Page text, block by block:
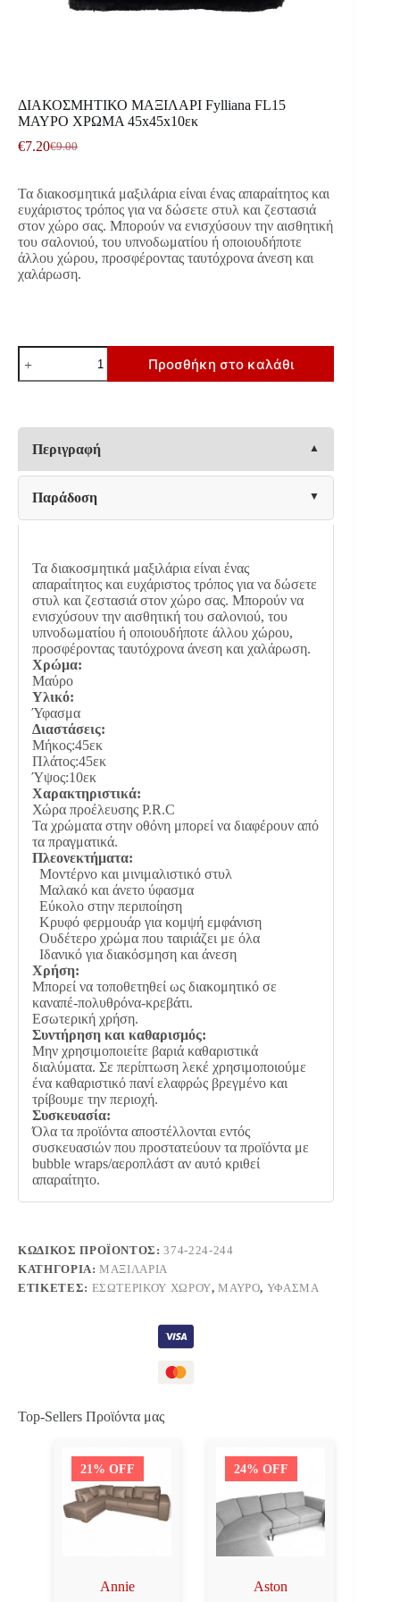
ΔΙΑΚΟΣΜΗΤΙΚΟ ΜΑΞΙΛΑΡΙ Fylliana FL15
ΜΑΥΡΟ ΧΡΩΜΑ 45x45x10εκ
€9.00
Original
€9.00.
€7.20Η
είναι:
€7.20.
Τα διακοσμητικά μαξιλάρια είναι ένας απαραίτητος και
ευχάριστος τρόπος για να δώσετε στυλ και ζεστασιά
στον χώρο σας. Μπορούν να ενισχύσουν την αισθητική
του σαλονιού, του υπνοδωματίου ή οποιουδήποτε
άλλου χώρου, προσφέροντας ταυτόχρονα άνεση και
χαλάρωση.
ΔΙΑΚΟΣΜΗΤΙΚΟ
ΜΑΞΙΛΑΡΙ
Fylliana
ΧΡΩΜΑ
45x45x10εκ
ποσότητα
Προσθήκη στο καλάθι
Περιγραφή
Παράδοση
Τα διακοσμητικά μαξιλάρια είναι ένας
απαραίτητος και ευχάριστος τρόπος για να δώσετε
στυλ και ζεστασιά στον χώρο σας. Μπορούν να
ενισχύσουν την αισθητική του σαλονιού, του
υπνοδωματίου ή οποιουδήποτε άλλου χώρου,
προσφέροντας ταυτόχρονα άνεση και χαλάρωση.
Χρώμα:
Μαύρο
Υλικό:
Ύφασμα
Διαστάσεις:
Μήκος:45εκ
Πλάτος:45εκ
Ύψος:10εκ
Χαρακτηριστικά:
Χώρα προέλευσης P.R.C
Τα χρώματα στην οθόνη μπορεί να διαφέρουν από
τα πραγματικά.
Πλεονεκτήματα:
Μοντέρνο και μινιμαλιστικό στυλ
Μαλακό και άνετο ύφασμα
Εύκολο στην περιποίηση
Κρυφό φερμουάρ για κομψή εμφάνιση
Ουδέτερο χρώμα που ταιριάζει με όλα
Ιδανικό για διακόσμηση και άνεση
Χρήση:
Μπορεί να τοποθετηθεί ως διακομητικό σε
καναπέ-πολυθρόνα-κρεβάτι.
Εσωτερική χρήση.
Συντήρηση και καθαρισμός:
Μην χρησιμοποιείτε βαριά καθαριστικά
διαλύματα. Σε περίπτωση λεκέ χρησιμοποιούμε
ένα καθαριστικό πανί ελαφρώς βρεγμένο και
τρίβουμε την περιοχή.
Συσκευασία:
Όλα τα προϊόντα αποστέλλονται εντός
συσκευασιών που προστατεύουν τα προϊόντα με
bubble wraps/αεροπλάστ αν αυτό κριθεί
απαραίτητο.
ΚΩΔΙΚΌΣ ΠΡΟΪΌΝΤΟΣ:374-224-244
ΚΑΤΗΓΟΡΊΑ:ΜΑΞΙΛΆΡΙΑ
ΕΤΙΚΈΤΕΣ: ΕΣΩΤΕΡΙΚΟΎ ΧΏΡΟΥ,ΜΑΎΡΟ, ΎΦΑΣΜΑ
Top-Sellers Προϊόντα μας
21% OFF
Annie
24% OFF
Aston